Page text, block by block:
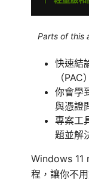
Parts of this
快速結
（
你會學
與憑證
專案工
題並解
Windows 11
程，讓你不